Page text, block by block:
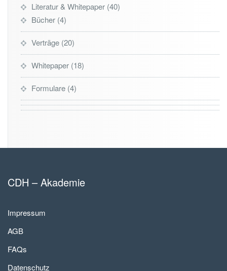
Literatur & Whitepaper 40
Bücher 4
Verträge 20
Whitepaper 18
Formulare 4
CDH – Akademie
Impressum
AGB
FAQs
Datenschutz